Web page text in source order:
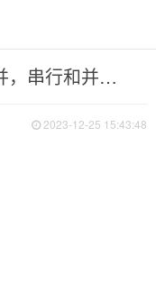
Node.js 多文件 Stream 合并，串行和并发两种模式实现
2023-12-25 15:43:48